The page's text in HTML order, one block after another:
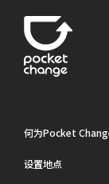
何为Pocket
设置地点